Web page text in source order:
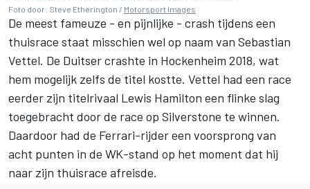
Foto door: Steve Etherington / Motorsport Images
De meest fameuze - en pijnlijke - crash tijdens een
thuisrace staat misschien wel op naam van Sebastian
Vettel. De Duitser crashte in Hockenheim 2018, wat
hem mogelijk zelfs de titel kostte. Vettel had een race
eerder zijn titelrivaal Lewis Hamilton een flinke slag
toegebracht door de race op Silverstone te winnen.
Daardoor had de Ferrari-rijder een voorsprong van
acht punten in de WK-stand op het moment dat hij
naar zijn thuisrace afreisde.